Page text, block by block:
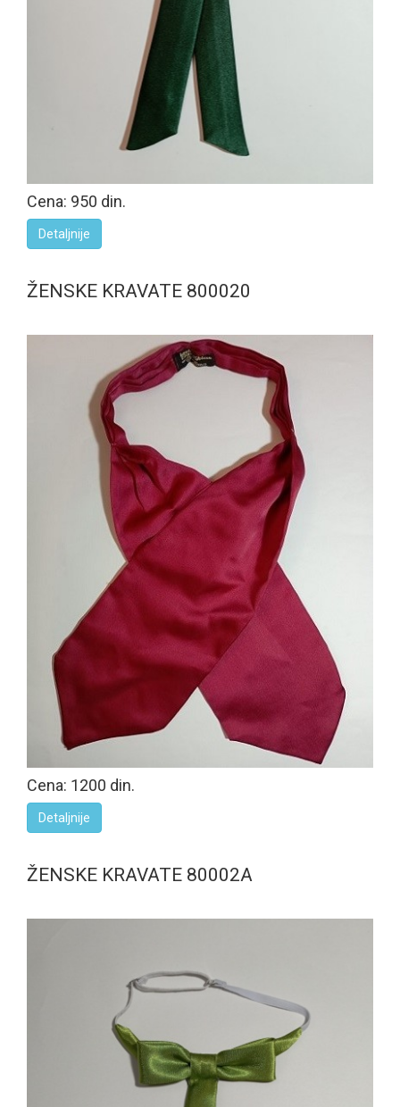
Cena: 950 din.
Detaljnije
ŽENSKE KRAVATE 800020
Cena: 1200 din.
Detaljnije
ŽENSKE KRAVATE 80002A